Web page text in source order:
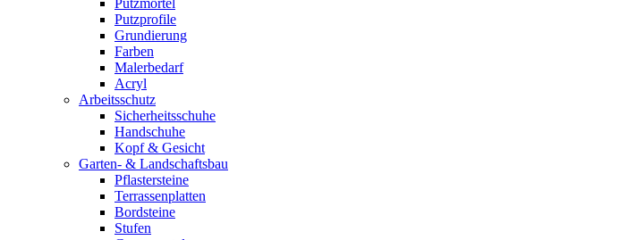
Putzmörtel
Putzprofile
Grundierung
Farben
Malerbedarf
Acryl
Arbeitsschutz
Sicherheitsschuhe
Handschuhe
Kopf & Gesicht
Garten- & Landschaftsbau
Pflastersteine
Terrassenplatten
Bordsteine
Stufen